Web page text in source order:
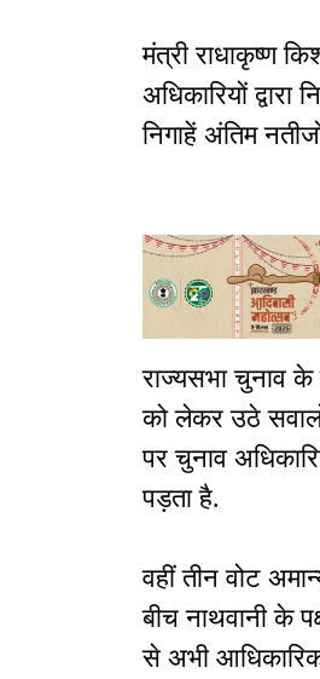
मंत्री राधाकृष्ण
अधिकारियों
निगाहें अंतिम
राज्यसभा चुनाव के
को लेकर उठे
पर चुनाव
पड़ता है.
वहीं तीन वोट
बीच नाथवानी के
से अभी आधिकारिक